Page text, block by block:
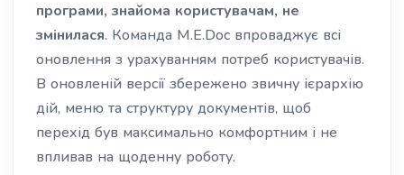
програми, знайома користувачам, не
змінилася. Команда M.E.Doc впроваджує всі
оновлення з урахуванням потреб користувачів.
В оновленій версії збережено звичну ієрархію
дій, меню та структуру документів, щоб
перехід був максимально комфортним і не
впливав на щоденну роботу.